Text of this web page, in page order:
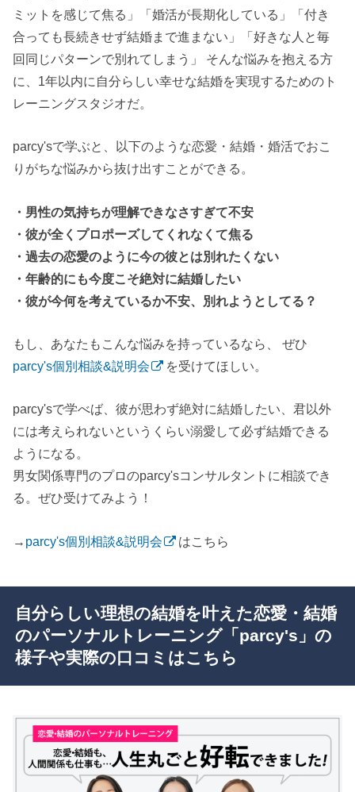
ミットを感じて焦る」「婚活が長期化している」「付き
合っても長続きせず結婚まで進まない」「好きな人と毎
回同じパターンで別れてしまう」 そんな悩みを抱える方
に、1年以内に自分らしい幸せな結婚を実現するためのト
レーニングスタジオだ。
parcy'sで学ぶと、以下のような恋愛・結婚・婚活でおこ
りがちな悩みから抜け出すことができる。
・男性の気持ちが理解できなさすぎて不安
・彼が全くプロポーズしてくれなくて焦る
・過去の恋愛のように今の彼とは別れたくない
・年齢的にも今度こそ絶対に結婚したい
・彼が今何を考えているか不安、別れようとしてる？
もし、あなたもこんな悩みを持っているなら、 ぜひ
parcy's個別相談&説明会
を受けてほしい。
parcy'sで学べば、彼が思わず絶対に結婚したい、君以外
には考えられないというくらい溺愛して必ず結婚できる
ようになる。
男女関係専門のプロのparcy'sコンサルタントに相談でき
る。ぜひ受けてみよう！
→ parcy's個別相談&説明会 はこちら
自分らしい理想の結婚を叶えた恋愛・結婚
のパーソナルトレーニング「parcy's」の
様子や実際の口コミはこちら